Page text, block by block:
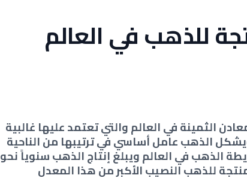
منتجة للذهب في العالم
الثمينة في العالم والتي تعتمد عليها غالبية
الذهب عامل أساسي في ترتيبها من الناحية
الذهب في العالم ويبلغ إنتاج الذهب سنوياً نحو